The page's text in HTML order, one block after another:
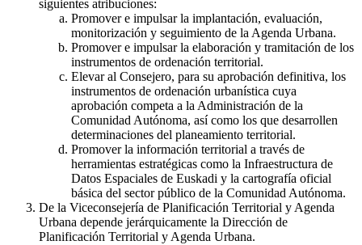
siguientes atribuciones:
Promover e impulsar la implantación, evaluación,
monitorización y seguimiento de la Agenda Urbana.
Promover e impulsar la elaboración y tramitación de los
instrumentos de ordenación territorial.
Elevar al Consejero, para su aprobación definitiva, los
instrumentos de ordenación urbanística cuya
aprobación competa a la Administración de la
Comunidad Autónoma, así como los que desarrollen
determinaciones del planeamiento territorial.
Promover la información territorial a través de
herramientas estratégicas como la Infraestructura de
Datos Espaciales de Euskadi y la cartografía oficial
básica del sector público de la Comunidad Autónoma.
De la Viceconsejería de Planificación Territorial y Agenda
Urbana depende jerárquicamente la Dirección de
Planificación Territorial y Agenda Urbana.